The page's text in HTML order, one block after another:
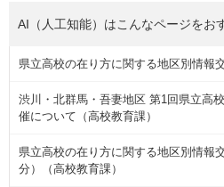
AI（人工知能）はこんなページをお
県立高校の在り方に関する地区別情報
渋川・北群馬・吾妻地区 第1回県立高
催について（高校教育課）
県立高校の在り方に関する地区別情報
分）（高校教育課）